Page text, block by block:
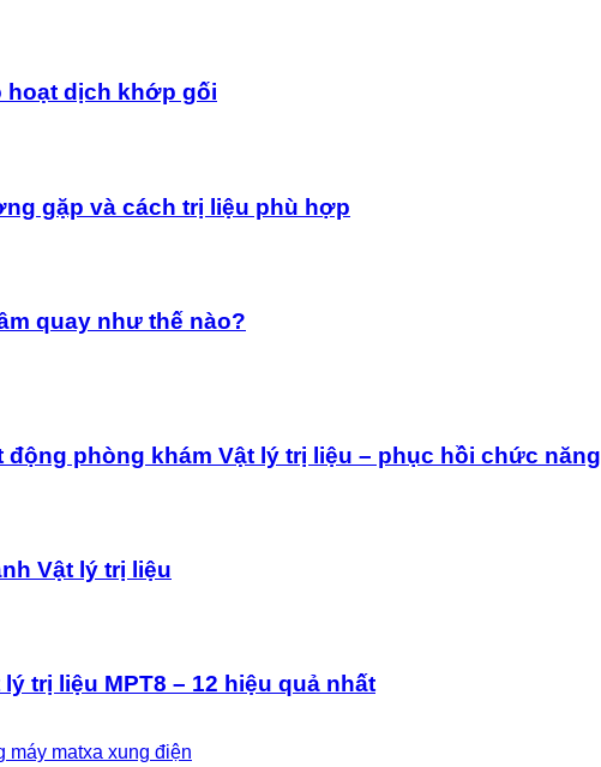
hoạt dịch khớp gối
gặp và cách trị liệu phù hợp
quay như thế nào?
động phòng khám Vật lý trị liệu – phục hồi chức năng
Vật lý trị liệu
trị liệu MPT8 – 12 hiệu quả nhất